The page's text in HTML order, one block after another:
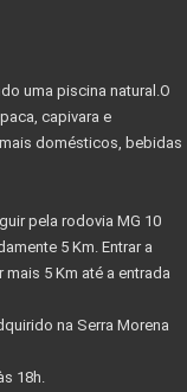
uma piscina natural.O
capivara e
domésticos, bebidas
pela rodovia MG 10
5 Km. Entrar a
5 Km até a entrada
na Serra Morena
18h.